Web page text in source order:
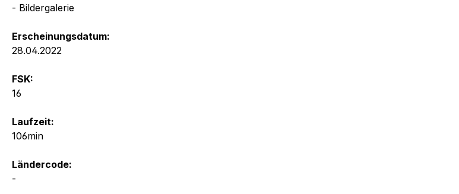
- Bildergalerie
Erscheinungsdatum:
28.04.2022
FSK:
16
Laufzeit:
106min
Ländercode:
-